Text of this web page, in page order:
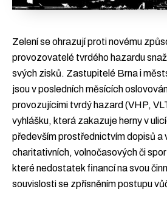
Zelení se ohrazují proti novému
provozovatelé tvrdého hazardu
svých zisků. Zastupitelé Brna i
jsou v posledních měsících
provozujícími tvrdý hazard (VHP,
vyhlášku, která zakazuje herny v
především prostřednictvím dopisů a
charitativních, volnočasových či
které nedostatek financí na svou
souvislosti se zpřísněním postupu